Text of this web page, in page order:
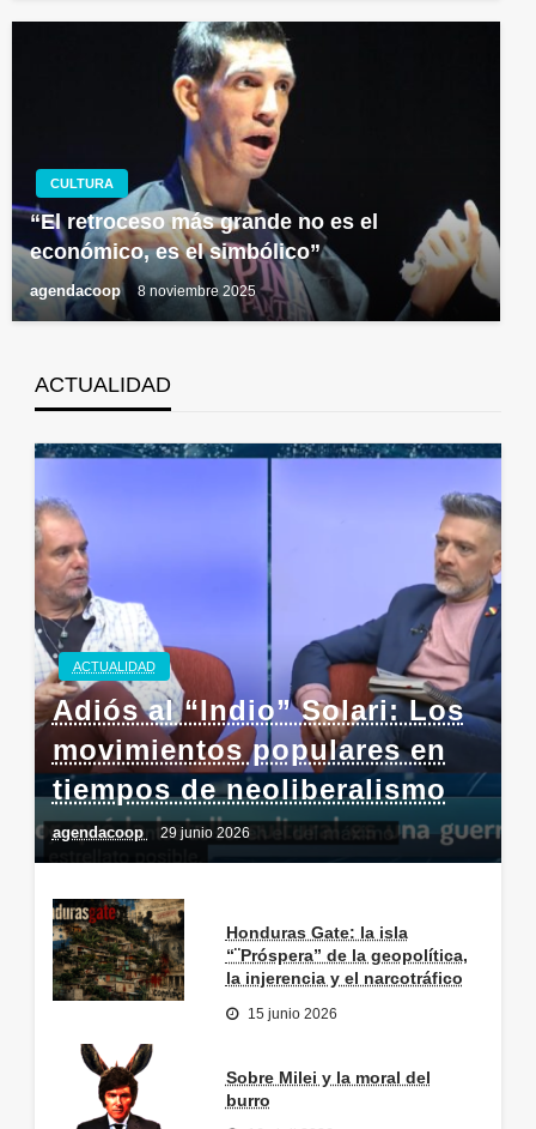
CULTURA
“El retroceso más grande no es el
económico, es el simbólico”
agendacoop 8 noviembre 2025
ACTUALIDAD
ACTUALIDAD
Adiós al “Indio” Solari: Los
movimientos populares en
tiempos de neoliberalismo
agendacoop 29 junio 2026
Honduras Gate: la isla
“¨Próspera” de la geopolítica,
la injerencia y el narcotráfico
15 junio 2026
Sobre Milei y la moral del
burro